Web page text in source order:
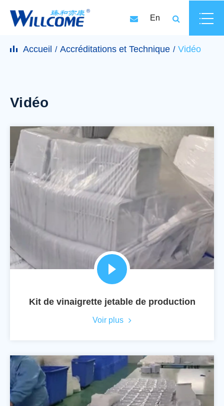
En
Accueil Accréditations et Technique Vidéo
Vidéo
Kit de vinaigrette jetable de production
Voir plus